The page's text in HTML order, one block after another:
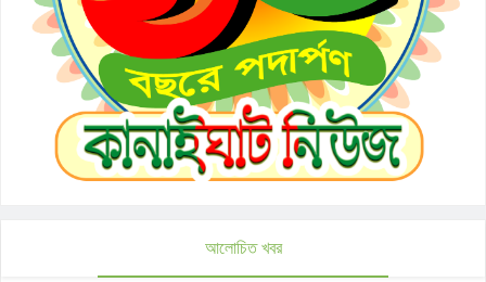
আলোচিত খবর